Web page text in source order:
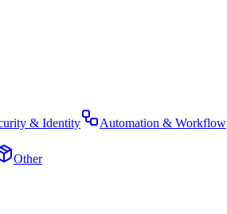
& Identity Automation & Workflow
Other